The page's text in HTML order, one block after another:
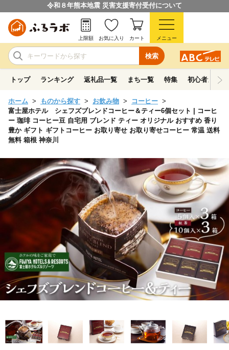
令和８年熊本地震 災害支援寄付受付について
検索
上限額 お気に入り カート メニュー
トップ ランキング 返礼品一覧 まち一覧 特集 初心者ガイド
ホーム ものから探す お飲み物
コーヒー
富士屋ホテル シェフズブレンドコーヒー＆ティー6個セット | コーヒ
ー 珈琲 コーヒー豆 自宅用 ブレンド ティー オリジナル おすすめ 香り
豊か ギフト ギフトコーヒー お取り寄せ お取り寄せコーヒー 常温 送料
無料 箱根 神奈川